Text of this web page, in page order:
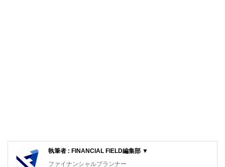
執筆者 : FINANCIAL FIELD編集部 ▼
ファイナンシャルプランナー